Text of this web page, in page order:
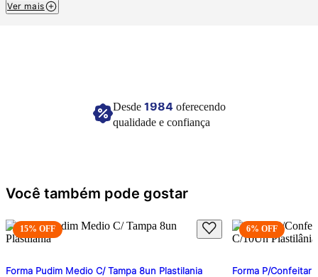
Material: Látex natural.
Ver mais
Desde 1984oferecendo
qualidade e confiança
Você também pode gostar
15% OFF
Forma Pudim Medio C/ Tampa 8un Plastilania
6% OFF
Forma P/